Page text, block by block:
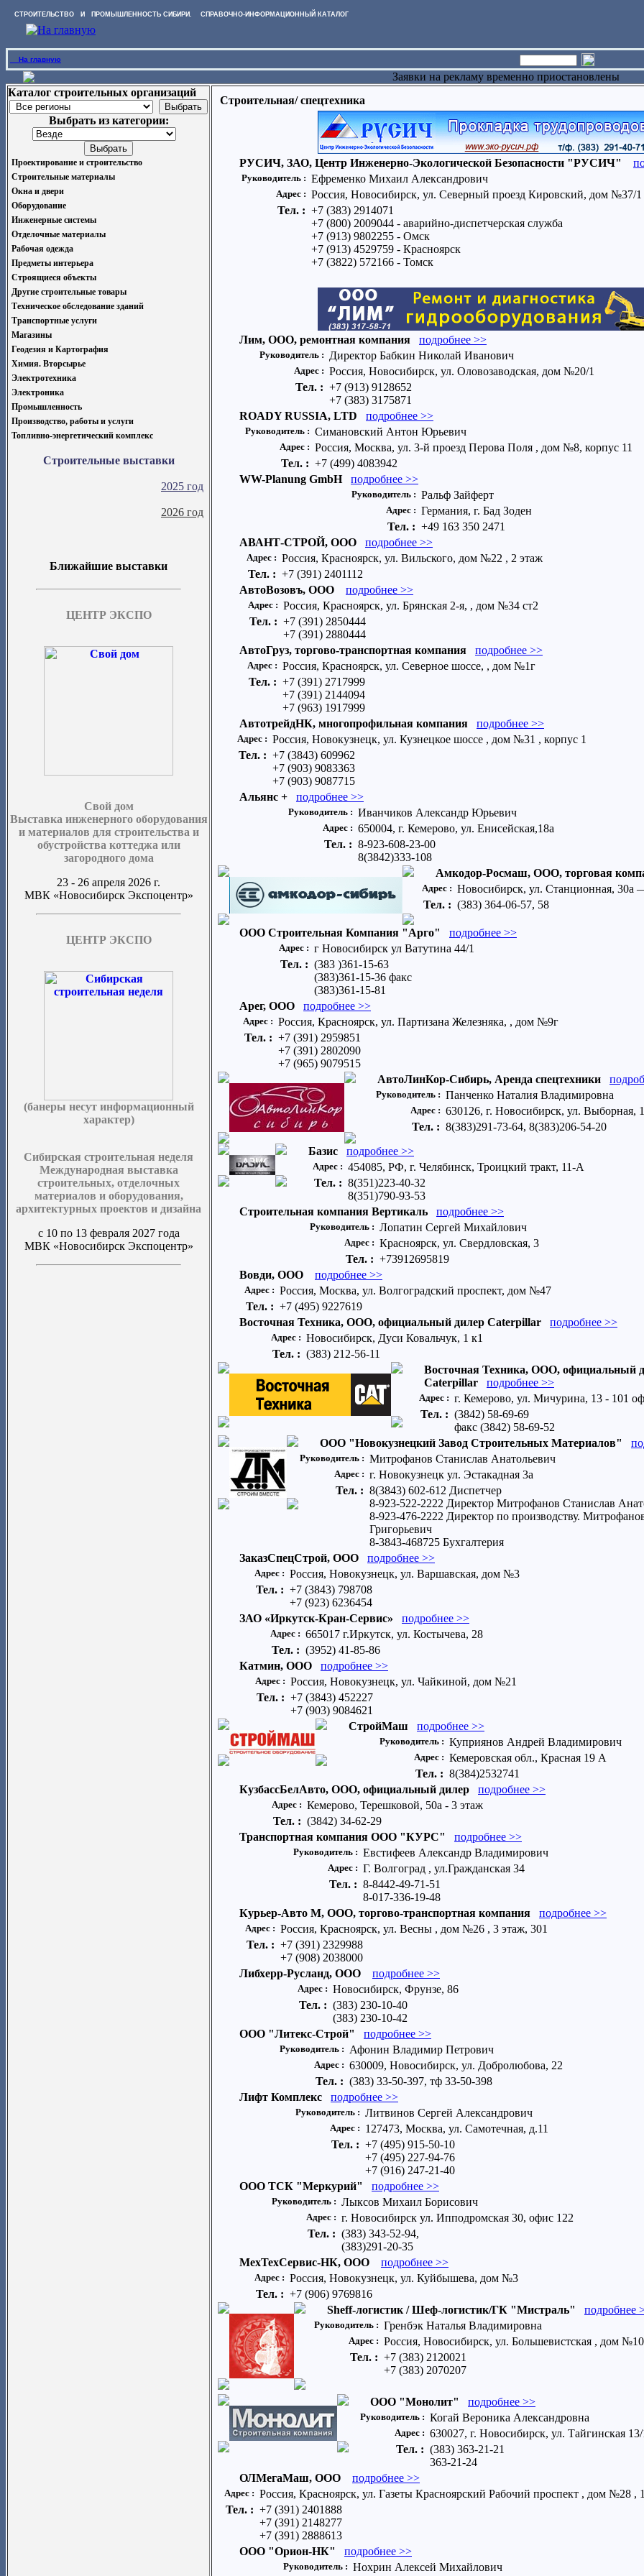
СТРОИТЕЛЬСТВО И ПРОМЫШЛЕННОСТЬ СИБИРИ. СПРАВОЧНО-ИНФОРМАЦИОННЫЙ КАТАЛОГ
На главную
Заявки на рекламу временно приостановлены
Каталог строительных организаций
Выбрать из категории:
Проектирование и строительство
Строительные материалы
Окна и двери
Оборудование
Инженерные системы
Отделочные материалы
Рабочая одежда
Предметы интерьера
Строящиеся объекты
Другие строительные товары
Техническое обследование зданий
Транспортные услуги
Магазины
Геодезия и Картография
Химия. Вторсырье
Электротехника
Электроника
Промышленность
Производство, работы и услуги
Топливно-энергетический комплекс
Строительные выставки
2025 год
2026 год
Ближайшие выставки
ЦЕНТР ЭКСПО
Свой дом
Выставка инженерного оборудования
и материалов для строительства и
обустройства коттеджа или
загородного дома
23 - 26 апреля 2026 г.
МВК «Новосибирск Экспоцентр»
ЦЕНТР ЭКСПО
(банеры несут информационный
характер)
Сибирская строительная неделя
Международная выставка
строительных, отделочных
материалов и оборудования,
архитектурных проектов и дизайна
с 10 по 13 февраля 2027 года
МВК «Новосибирск Экспоцентр»
Строительная/ спецтехника
РУСИЧ, ЗАО, Центр Инженерно-Экологической Безопасности "РУСИЧ"
Руководитель : Ефременко Михаил Александрович
Адрес : Россия, Новосибирск, ул. Северный проезд Кировский, дом №37/1
Тел. : +7 (383) 2914071
+7 (800) 2009044 - аварийно-диспетчерская служба
+7 (913) 9802255 - Омск
+7 (913) 4529759 - Красноярск
+7 (3822) 572166 - Томск
Лим, ООО, ремонтная компания подробнее >>
Руководитель : Директор Бабкин Николай Иванович
Адрес : Россия, Новосибирск, ул. Оловозаводская, дом №20/1
Тел. : +7 (913) 9128652
+7 (383) 3175871
ROADY RUSSIA, LTD
подробнее >>
Руководитель : Симановский Антон Юрьевич
Адрес : Россия, Москва, ул. 3-й проезд Перова Поля , дом №8, корпус 11
Тел. : +7 (499) 4083942
WW-Planung GmbH
подробнее >>
Руководитель : Ральф Зайферт
Адрес : Германия, г. Бад Зоден
Тел. : +49 163 350 2471
АВАНТ-СТРОЙ, ООО
подробнее >>
Адрес : Россия, Красноярск, ул. Вильского, дом №22 , 2 этаж
Тел. : +7 (391) 2401112
АвтоВозовъ, ООО
подробнее >>
Адрес : Россия, Красноярск, ул. Брянская 2-я, , дом №34 ст2
Тел. : +7 (391) 2850444
+7 (391) 2880444
АвтоГруз, торгово-транспортная компания
подробнее >>
Адрес : Россия, Красноярск, ул. Северное шоссе, , дом №1г
Тел. : +7 (391) 2717999
+7 (391) 2144094
+7 (963) 1917999
АвтотрейдНК, многопрофильная компания
подробнее >>
Адрес : Россия, Новокузнецк, ул. Кузнецкое шоссе , дом №31 , корпус 1
Тел. : +7 (3843) 609962
+7 (903) 9083363
+7 (903) 9087715
Альянс +
подробнее >>
Руководитель : Иванчиков Александр Юрьевич
Адрес : 650004, г. Кемерово, ул. Енисейская,18а
Тел. : 8-923-608-23-00
8(3842)333-108
Амкодор-Росмаш, ООО, торговая
Адрес : Новосибирск, ул. Станционная, 30а
Тел. : (383) 364-06-57, 58
ООО Строительная Компания "Арго" подробнее >>
Адрес : г Новосибирск ул Ватутина 44/1
Тел. : (383 )361-15-63
(383)361-15-36 факс
(383)361-15-81
Арег, ООО
подробнее >>
Адрес : Россия, Красноярск, ул. Партизана Железняка, , дом №9г
Тел. : +7 (391) 2959851
+7 (391) 2802090
+7 (965) 9079515
АвтоЛинКор-Сибирь, Аренда спецтехники
Руководитель : Панченко Наталия Владимировна
Адрес : 630126, г. Новосибирск, ул. Выборная,
Тел. : 8(383)291-73-64, 8(383)206-54-20
Базис
подробнее >>
Адрес : 454085, РФ, г. Челябинск, Троицкий тракт, 11-А
Тел. : 8(351)223-40-32
8(351)790-93-53
Строительная компания Вертикаль
подробнее >>
Руководитель : Лопатин Сергей Михайлович
Адрес : Красноярск, ул. Свердловская, 3
Тел. : +73912695819
Вовди, ООО
подробнее >>
Адрес : Россия, Москва, ул. Волгоградский проспект, дом №47
Тел. : +7 (495) 9227619
Восточная Техника, ООО, официальный дилер Caterpillar
подробнее >>
Адрес : Новосибирск, Дуси Ковальчук, 1 к1
Тел. : (383) 212-56-11
Восточная Техника, ООО, официальный
Caterpillar
подробнее >>
Адрес : г. Кемерово, ул. Мичурина, 13 - 101
Тел. : (3842) 58-69-69
факс (3842) 58-69-52
ООО "Новокузнецкий Завод Строительных Материалов"
Руководитель : Митрофанов Станислав Анатольевич
Адрес : г. Новокузнецк ул. Эстакадная 3а
Тел. : 8(3843) 602-612 Диспетчер
8-923-522-2222 Директор Митрофанов Станислав
8-923-476-2222 Директор по производству.
Григорьевич
8-3843-468725 Бухгалтерия
ЗаказСпецСтрой, ООО
подробнее >>
Адрес : Россия, Новокузнецк, ул. Варшавская, дом №3
Тел. : +7 (3843) 798708
+7 (923) 6236454
ЗАО «Иркутск-Кран-Сервис»
подробнее >>
Адрес : 665017 г.Иркутск, ул. Костычева, 28
Тел. : (3952) 41-85-86
Катмин, ООО
подробнее >>
Адрес : Россия, Новокузнецк, ул. Чайкиной, дом №21
Тел. : +7 (3843) 452227
+7 (903) 9084621
СтройМаш
подробнее >>
Руководитель : Куприянов Андрей Владимирович
Адрес : Кемеровская обл., Красная 19 А
Тел. : 8(384)2532741
КузбассБелАвто, ООО, официальный дилер
подробнее >>
Адрес : Кемерово, Терешковой, 50а - 3 этаж
Тел. : (3842) 34-62-29
Транспортная компания ООО "КУРС"
подробнее >>
Руководитель : Евстифеев Александр Владимирович
Адрес : Г. Волгоград , ул.Гражданская 34
Тел. : 8-8442-49-71-51
8-017-336-19-48
Курьер-Авто М, ООО, торгово-транспортная компания
подробнее >>
Адрес : Россия, Красноярск, ул. Весны , дом №26 , 3 этаж, 301
Тел. : +7 (391) 2329988
+7 (908) 2038000
Либхерр-Русланд, ООО
подробнее >>
Адрес : Новосибирск, Фрунзе, 86
Тел. : (383) 230-10-40
(383) 230-10-42
ООО "Литекс-Строй"
подробнее >>
Руководитель : Афонин Владимир Петрович
Адрес : 630009, Новосибирск, ул. Добролюбова, 22
Тел. : (383) 33-50-397, тф 33-50-398
Лифт Комплекс
подробнее >>
Руководитель : Литвинов Сергей Александрович
Адрес : 127473, Москва, ул. Самотечная, д.11
Тел. : +7 (495) 915-50-10
+7 (495) 227-94-76
+7 (916) 247-21-40
ООО ТСК "Меркурий"
подробнее >>
Руководитель : Лыксов Михаил Борисович
Адрес : г. Новосибирск ул. Ипподромская 30, офис 122
Тел. : (383) 343-52-94,
(383)291-20-35
МехТехСервис-НК, ООО
подробнее >>
Адрес : Россия, Новокузнецк, ул. Куйбышева, дом №3
Тел. : +7 (906) 9769816
Sheff-логистик / Шеф-логистик/ГК "Мистраль"
подробнее
Руководитель : Гренбэк Наталья Владимировна
Адрес : Россия, Новосибирск, ул. Большевистская , дом
Тел. : +7 (383) 2120021
+7 (383) 2070207
ООО "Монолит"
подробнее >>
Руководитель : Когай Вероника Александровна
Адрес : 630027, г. Новосибирск, ул. Тайгинская
Тел. : (383) 363-21-21
363-21-24
ОЛМегаМаш, ООО
подробнее >>
Адрес : Россия, Красноярск, ул. Газеты Красноярский Рабочий проспект , дом №28 ,
Тел. : +7 (391) 2401888
+7 (391) 2148277
+7 (391) 2888613
ООО "Орион-НК"
подробнее >>
Руководитель : Нохрин Алексей Михайлович